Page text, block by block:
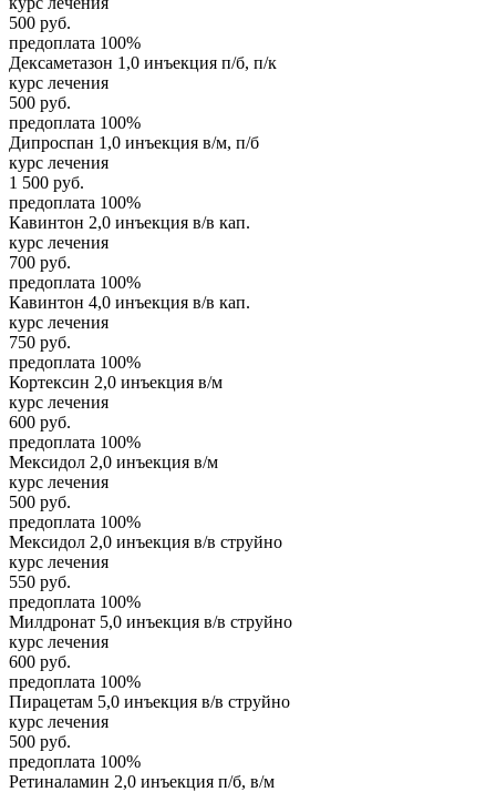
500 руб.
предоплата 100%
Дексаметазон 1,0 инъекция п/б, п/к
курс лечения
500 руб.
предоплата 100%
Дипроспан 1,0 инъекция в/м, п/б
курс лечения
1 500 руб.
предоплата 100%
Кавинтон 2,0 инъекция в/в кап.
курс лечения
700 руб.
предоплата 100%
Кавинтон 4,0 инъекция в/в кап.
курс лечения
750 руб.
предоплата 100%
Кортексин 2,0 инъекция в/м
курс лечения
600 руб.
предоплата 100%
Мексидол 2,0 инъекция в/м
курс лечения
500 руб.
предоплата 100%
Мексидол 2,0 инъекция в/в струйно
курс лечения
550 руб.
предоплата 100%
Милдронат 5,0 инъекция в/в струйно
курс лечения
600 руб.
предоплата 100%
Пирацетам 5,0 инъекция в/в струйно
курс лечения
500 руб.
предоплата 100%
Ретиналамин 2,0 инъекция п/б, в/м